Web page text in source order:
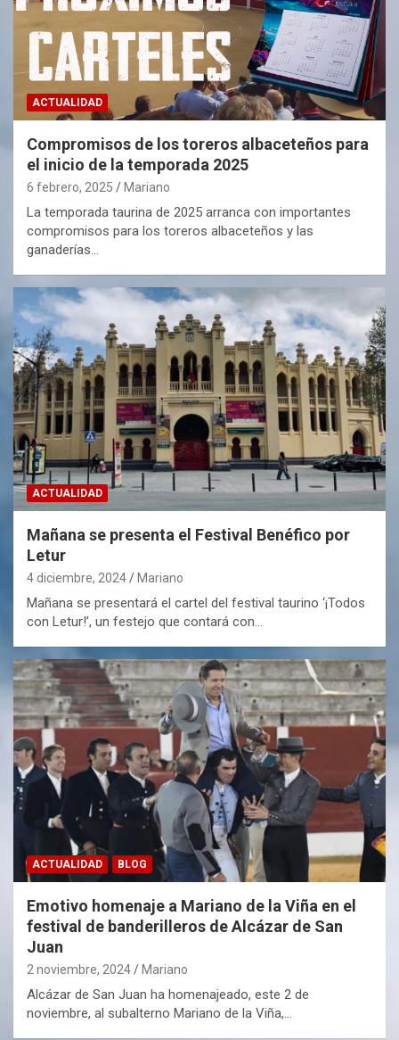
ACTUALIDAD
Compromisos de los toreros albaceteños para
el inicio de la temporada 2025
6 febrero, 2025 Mariano
La temporada taurina de 2025 arranca con importantes
compromisos para los toreros albaceteños y las
ganaderías…
ACTUALIDAD
Mañana se presenta el Festival Benéfico por
Letur
4 diciembre, 2024 Mariano
Mañana se presentará el cartel del festival taurino ‘¡Todos
con Letur!’, un festejo que contará con…
ACTUALIDAD BLOG
Emotivo homenaje a Mariano de la Viña en el
festival de banderilleros de Alcázar de San
Juan
2 noviembre, 2024 Mariano
Alcázar de San Juan ha homenajeado, este 2 de
noviembre, al subalterno Mariano de la Viña,…